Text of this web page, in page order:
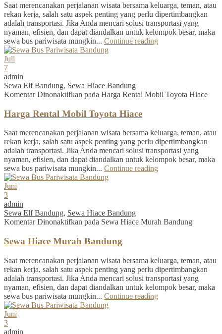
Saat merencanakan perjalanan wisata bersama keluarga, teman, atau
rekan kerja, salah satu aspek penting yang perlu dipertimbangkan
adalah transportasi. Jika Anda mencari solusi transportasi yang
nyaman, efisien, dan dapat diandalkan untuk kelompok besar, maka
sewa bus pariwisata mungkin... Continue reading
Juli
7
admin
Sewa Elf Bandung, Sewa Hiace Bandung
Komentar Dinonaktifkan pada Harga Rental Mobil Toyota Hiace
Harga Rental Mobil Toyota Hiace
Saat merencanakan perjalanan wisata bersama keluarga, teman, atau
rekan kerja, salah satu aspek penting yang perlu dipertimbangkan
adalah transportasi. Jika Anda mencari solusi transportasi yang
nyaman, efisien, dan dapat diandalkan untuk kelompok besar, maka
sewa bus pariwisata mungkin... Continue reading
Juni
3
admin
Sewa Elf Bandung, Sewa Hiace Bandung
Komentar Dinonaktifkan pada Sewa Hiace Murah Bandung
Sewa Hiace Murah Bandung
Saat merencanakan perjalanan wisata bersama keluarga, teman, atau
rekan kerja, salah satu aspek penting yang perlu dipertimbangkan
adalah transportasi. Jika Anda mencari solusi transportasi yang
nyaman, efisien, dan dapat diandalkan untuk kelompok besar, maka
sewa bus pariwisata mungkin... Continue reading
Juni
3
admin